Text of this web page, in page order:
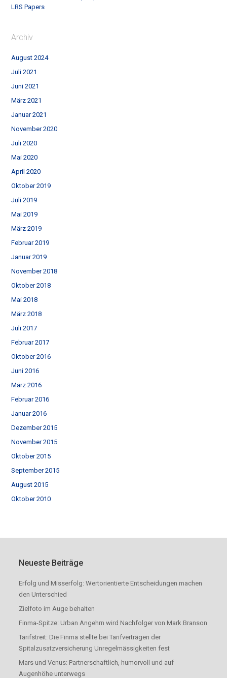
LRS Papers
Archiv
August 2024
Juli 2021
Juni 2021
März 2021
Januar 2021
November 2020
Juli 2020
Mai 2020
April 2020
Oktober 2019
Juli 2019
Mai 2019
März 2019
Februar 2019
Januar 2019
November 2018
Oktober 2018
Mai 2018
März 2018
Juli 2017
Februar 2017
Oktober 2016
Juni 2016
März 2016
Februar 2016
Januar 2016
Dezember 2015
November 2015
Oktober 2015
September 2015
August 2015
Oktober 2010
Neueste Beiträge
Erfolg und Misserfolg: Wertorientierte Entscheidungen machen
den Unterschied
Zielfoto im Auge behalten
Finma-Spitze: Urban Angehrn wird Nachfolger von Mark Branson
Tarifstreit: Die Finma stellte bei Tarifverträgen der
Spitalzusatzversicherung Unregelmässigkeiten fest
Mars und Venus: Partnerschaftlich, humorvoll und auf
Augenhöhe unterwegs